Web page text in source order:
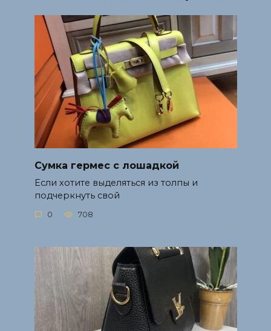
Сумка гермес с лошадкой
Если хотите выделяться из толпы и
подчеркнуть свой
0 708